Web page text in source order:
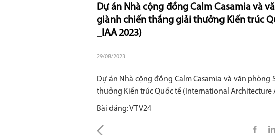
Dự án Nhà cộng đồng Calm Casamia và
giành chiến thắng giải thưởng Kiến trúc
_IAA 2023)
29/08/2023
Dự án Nhà cộng đồng Calm Casamia và văn
thưởng Kiến trúc Quốc tế (International Architecture
Bài đăng: VTV24